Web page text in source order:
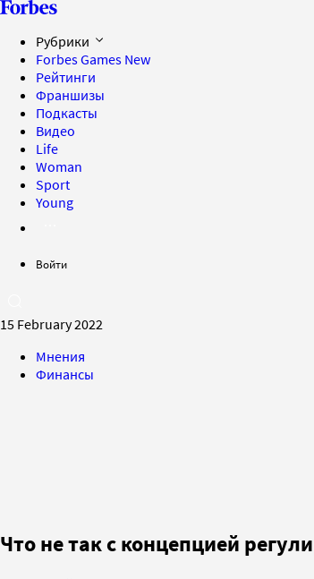
Рубрики
Forbes Games New
Рейтинги
Франшизы
Подкасты
Видео
Life
Woman
Sport
Young
Войти
15 February 2022
Мнения
Финансы
Что не так с концепцией